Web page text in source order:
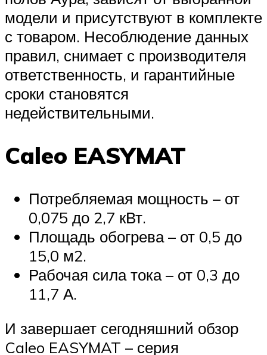
модели и присутствуют в комплекте
с товаром. Несоблюдение данных
правил, снимает с производителя
ответственность, и гарантийные
сроки становятся
недействительными.
Caleo EASYMAT
Потребляемая мощность – от
0,075 до 2,7 кВт.
Площадь обогрева – от 0,5 до
15,0 м2.
Рабочая сила тока – от 0,3 до
11,7 А.
И завершает сегодняшний обзор
Caleo EASYMAT – серия